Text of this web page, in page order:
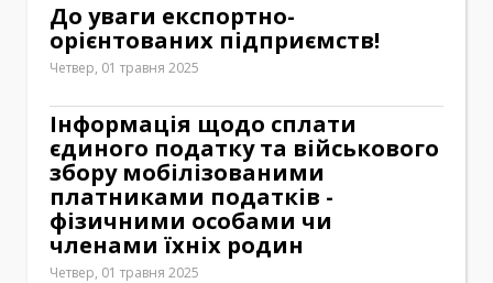
До уваги експортно-
орієнтованих підприємств!
Четвер, 01 травня 2025
Інформація щодо сплати
єдиного податку та військового
збору мобілізованими
платниками податків -
фізичними особами чи
членами їхніх родин
Четвер, 01 травня 2025